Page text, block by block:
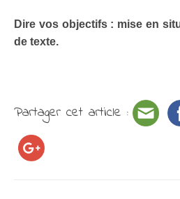
Dire vos objectifs : mise en
de texte.
Partager cet article :